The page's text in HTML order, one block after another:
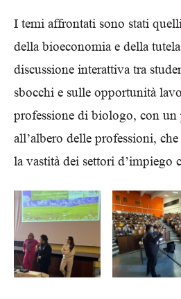
I temi affrontati sono stati
della bioeconomia e della
discussione interattiva tra
sbocchi e sulle opportunità
professione di biologo, con un
all’albero delle professioni,
la vastità dei settori d’impiego